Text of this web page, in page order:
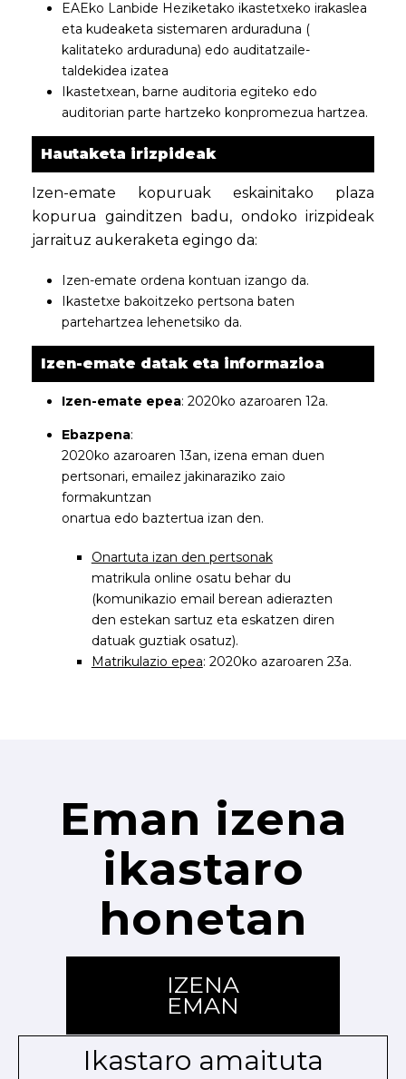
EAEko Lanbide Heziketako ikastetxeko irakaslea
eta kudeaketa sistemaren arduraduna (
kalitateko arduraduna) edo auditatzaile-
taldekidea izatea
Ikastetxean, barne auditoria egiteko edo
auditorian parte hartzeko konpromezua hartzea.
Hautaketa irizpideak
Izen-emate kopuruak eskainitako plaza
kopurua gainditzen badu, ondoko irizpideak
jarraituz aukeraketa egingo da:
Izen-emate ordena kontuan izango da.
Ikastetxe bakoitzeko pertsona baten
partehartzea lehenetsiko da.
Izen-emate datak eta informazioa
Izen-emate epea: 2020ko azaroaren 12a.
Ebazpena:
2020ko azaroaren 13an, izena eman duen
pertsonari, emailez jakinaraziko zaio
formakuntzan
onartua edo baztertua izan den.
Onartuta izan den pertsonak
matrikula online osatu behar du
(komunikazio email berean adierazten
den estekan sartuz eta eskatzen diren
datuak guztiak osatuz).
Matrikulazio epea: 2020ko azaroaren 23a.
Eman izena
ikastaro
honetan
IZENA
EMAN
Ikastaro amaituta